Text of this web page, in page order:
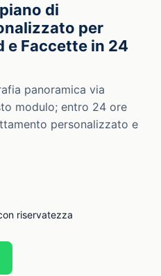
di
per
e Faccette in 24
panoramica via
modulo; entro 24 ore
personalizzato e
riservatezza